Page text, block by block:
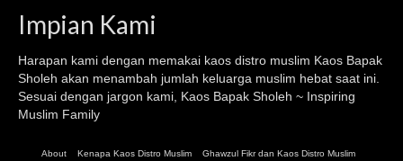
Impian Kami
Harapan kami dengan memakai kaos distro muslim Kaos Bapak
Sholeh akan menambah jumlah keluarga muslim hebat saat ini.
Sesuai dengan jargon kami, Kaos Bapak Sholeh ~ Inspiring
Muslim Family
About Kenapa Kaos Distro Muslim Ghawzul Fikr dan Kaos Distro Muslim